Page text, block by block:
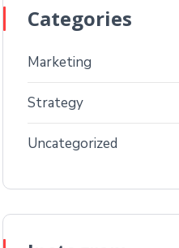
Categories
Marketing
Strategy
Uncategorized